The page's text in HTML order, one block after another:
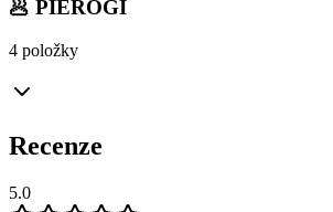
🥟 PIEROGI
4 položky
Recenze
5.0